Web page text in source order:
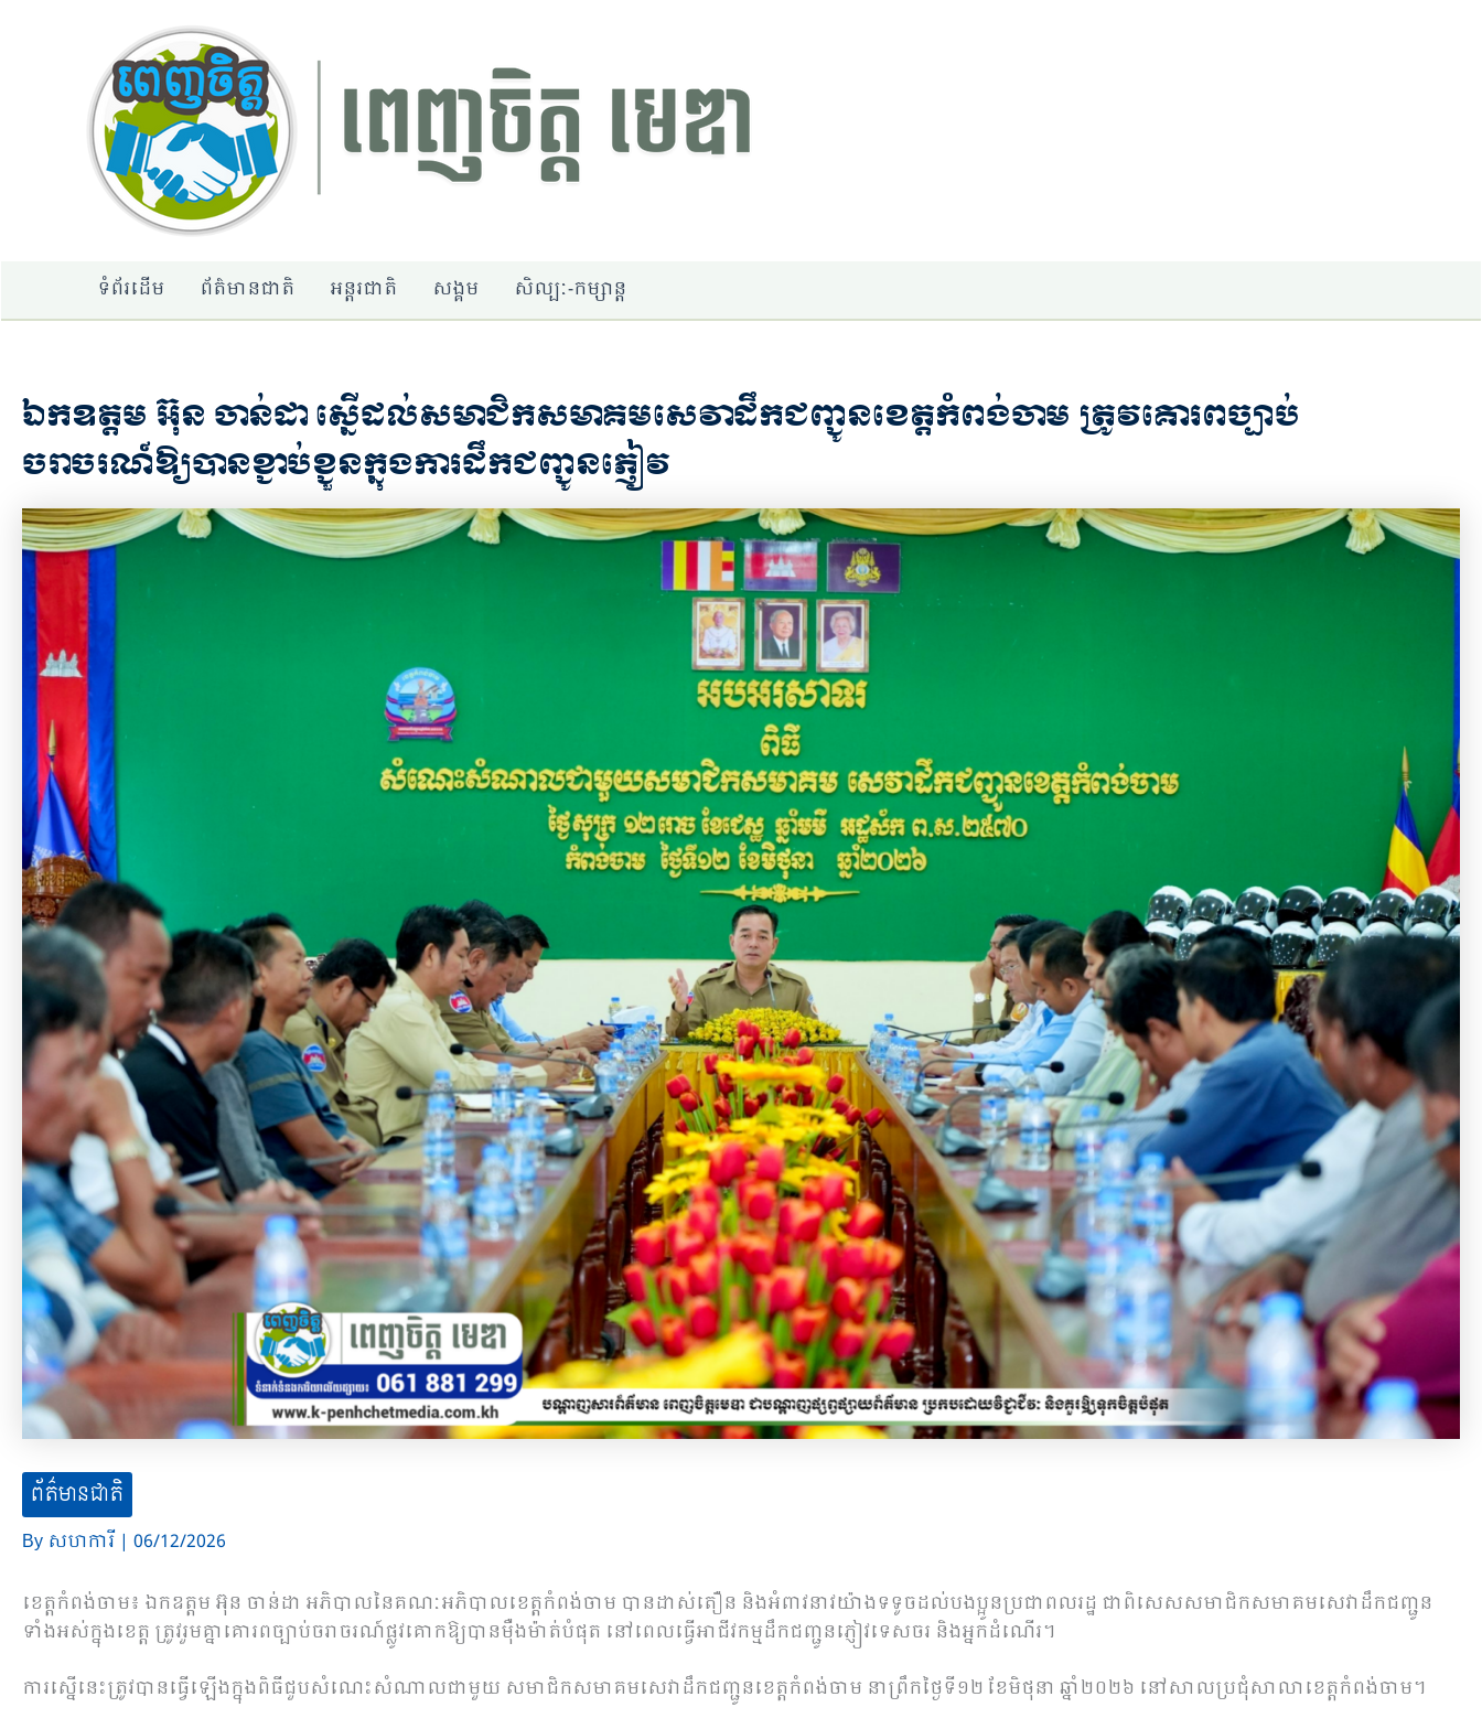
ទំព័រដើម ព័ត៌មានជាតិ អន្តរជាតិ សង្គម សិល្បៈ-កម្សាន្ត
ឯកឧត្តម អ៊ុន ចាន់ដា ស្នើដល់សមាជិកសមាគមសេវាដឹកជញ្ជូនខេត្តកំពង់ចាម ត្រូវគោរពច្បាប់
ចរាចរណ៍ឱ្យបានខ្ជាប់ខ្ជួនក្នុងការដឹកជញ្ជូនភ្ញៀវ
ព័ត៌មានជាតិ
By សហការី | 06/12/2026
ខេត្តកំពង់ចាម៖ ឯកឧត្តម អ៊ុន ចាន់ដា អភិបាលនៃគណៈអភិបាលខេត្តកំពង់ចាម បានដាស់តឿន និងអំពាវនាវយ៉ាងទទូចដល់បងប្អូនប្រជាពលរដ្ឋ ជាពិសេសសមាជិកសមាគមសេវាដឹកជញ្ជូន
ទាំងអស់ក្នុងខេត្ត ត្រូវរួមគ្នាគោរពច្បាប់ចរាចរណ៍ផ្លូវគោកឱ្យបានម៉ឺងម៉ាត់បំផុត នៅពេលធ្វើអាជីវកម្មដឹកជញ្ជូនភ្ញៀវទេសចរ និងអ្នកដំណើរ។
ការស្នើនេះត្រូវបានធ្វើឡើងក្នុងពិធីជួបសំណេះសំណាលជាមួយ សមាជិកសមាគមសេវាដឹកជញ្ជូនខេត្តកំពង់ចាម នាព្រឹកថ្ងៃទី១២ ខែមិថុនា ឆ្នាំ២០២៦ នៅសាលប្រជុំសាលាខេត្តកំពង់ចាម។